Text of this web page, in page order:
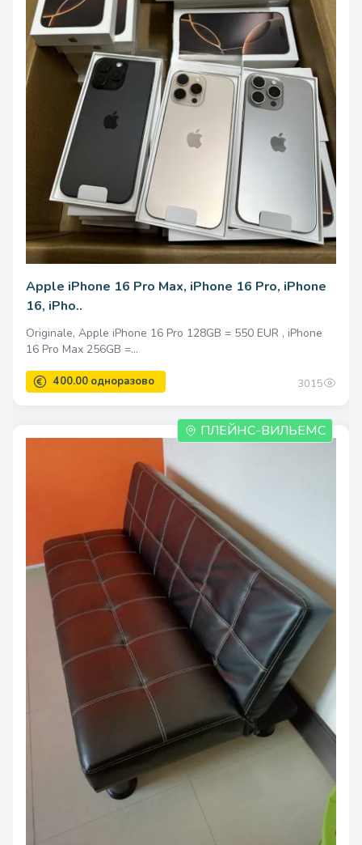
33000.00 одноразово
Apple iPhone 16 Pro Max, iPhone 16 Pro, iPhone
16, iPho..
Originale, Apple iPhone 16 Pro 128GB = 550 EUR , iPhone
16 Pro Max 256GB =...
3015
ПЛЕЙНС-ВИЛЬЕМС